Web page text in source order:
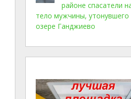
районе спасатели
тело мужчины, утонувшего
озере Ганджиево